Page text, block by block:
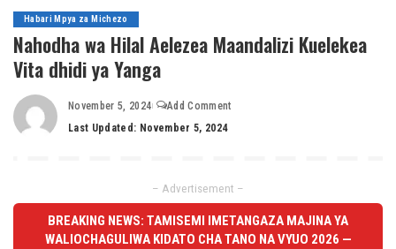
Habari Mpya za Michezo
Nahodha wa Hilal Aelezea Maandalizi Kuelekea
Vita dhidi ya Yanga
November 5, 2024
Add Comment
Last Updated: November 5, 2024
– Advertisement –
BREAKING NEWS: TAMISEMI IMETANGAZA MAJINA YA
WALIOCHAGULIWA KIDATO CHA TANO NA VYUO 2026 —